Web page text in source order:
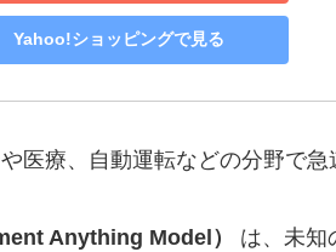
Yahoo!ショッピングで見る
医療、自動運転などの分野で急
Anything Model）
は、未知